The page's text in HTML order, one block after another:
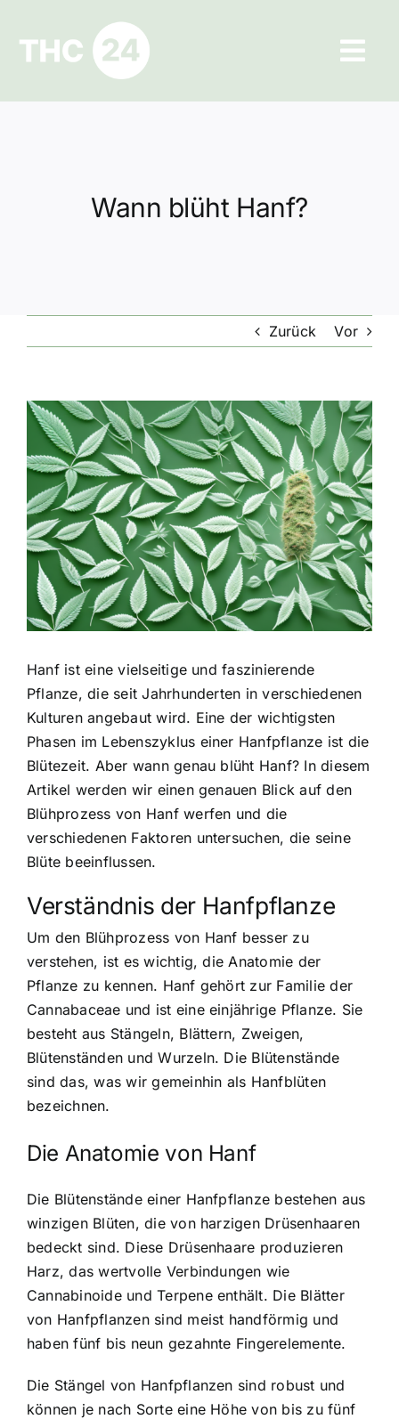
springen
Ratgeber
DatenschutzWann blüht Hanf?
Zurück Vor
Zeige
grösseres
Bild
Hanf ist eine vielseitige und faszinierende
Pflanze, die seit Jahrhunderten in verschiedenen
Kulturen angebaut wird. Eine der wichtigsten
Phasen im Lebenszyklus einer Hanfpflanze ist die
Blütezeit. Aber wann genau blüht Hanf? In diesem
Artikel werden wir einen genauen Blick auf den
Blühprozess von Hanf werfen und die
verschiedenen Faktoren untersuchen, die seine
Blüte beeinflussen.
Verständnis der Hanfpflanze
Um den Blühprozess von Hanf besser zu
verstehen, ist es wichtig, die Anatomie der
Pflanze zu kennen. Hanf gehört zur Familie der
Cannabaceae und ist eine einjährige Pflanze. Sie
besteht aus Stängeln, Blättern, Zweigen,
Blütenständen und Wurzeln. Die Blütenstände
sind das, was wir gemeinhin als Hanfblüten
bezeichnen.
Die Anatomie von Hanf
Die Blütenstände einer Hanfpflanze bestehen aus
winzigen Blüten, die von harzigen Drüsenhaaren
bedeckt sind. Diese Drüsenhaare produzieren
Harz, das wertvolle Verbindungen wie
Cannabinoide und Terpene enthält. Die Blätter
von Hanfpflanzen sind meist handförmig und
haben fünf bis neun gezahnte Fingerelemente.
Die Stängel von Hanfpflanzen sind robust und
können je nach Sorte eine Höhe von bis zu fünf